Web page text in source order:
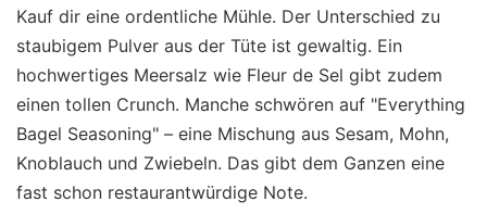
Kauf dir eine ordentliche Mühle. Der Unterschied zu
staubigem Pulver aus der Tüte ist gewaltig. Ein
hochwertiges Meersalz wie Fleur de Sel gibt zudem
einen tollen Crunch. Manche schwören auf "Everything
Bagel Seasoning" – eine Mischung aus Sesam, Mohn,
Knoblauch und Zwiebeln. Das gibt dem Ganzen eine
fast schon restaurantwürdige Note.